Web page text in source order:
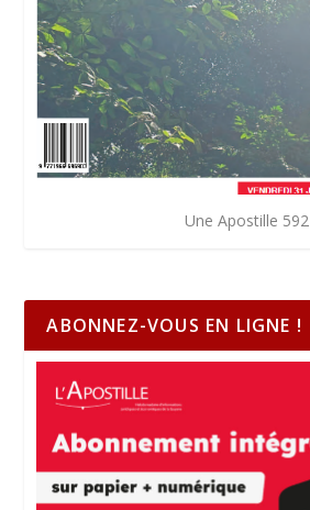
Une Apostille 592
ABONNEZ-VOUS EN LIGNE !